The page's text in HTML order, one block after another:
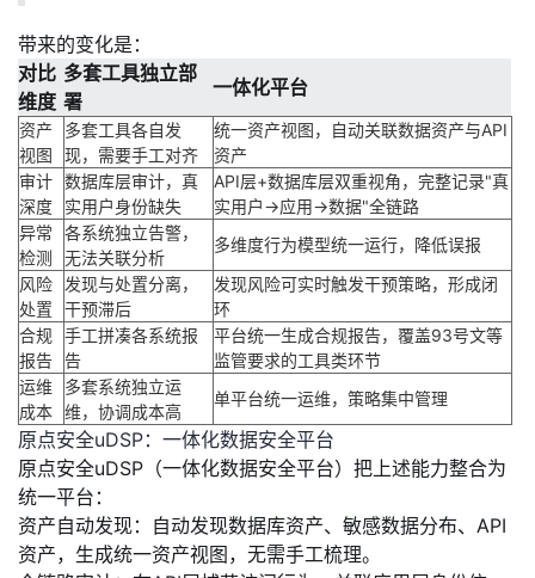
带来的变化是：
对比
维度
多套工具独立部
署
一体化平台
资产
视图
多套工具各自发
现，需要手工对齐
统一资产视图，自动关联数据资产与API
资产
审计
深度
数据库层审计，真
实用户身份缺失
API层+数据库层双重视角，完整记录"真
实用户→应用→数据"全链路
异常
检测
各系统独立告警，
无法关联分析
多维度行为模型统一运行，降低误报
风险
处置
发现与处置分离，
干预滞后
发现风险可实时触发干预策略，形成闭
环
合规
报告
手工拼凑各系统报
告
平台统一生成合规报告，覆盖93号文等
监管要求的工具类环节
运维
成本
多套系统独立运
维，协调成本高
单平台统一运维，策略集中管理
原点安全uDSP：一体化数据安全平台
原点安全uDSP（一体化数据安全平台）把上述能力整合为
统一平台：
资产自动发现：自动发现数据库资产、敏感数据分布、API
资产，生成统一资产视图，无需手工梳理。